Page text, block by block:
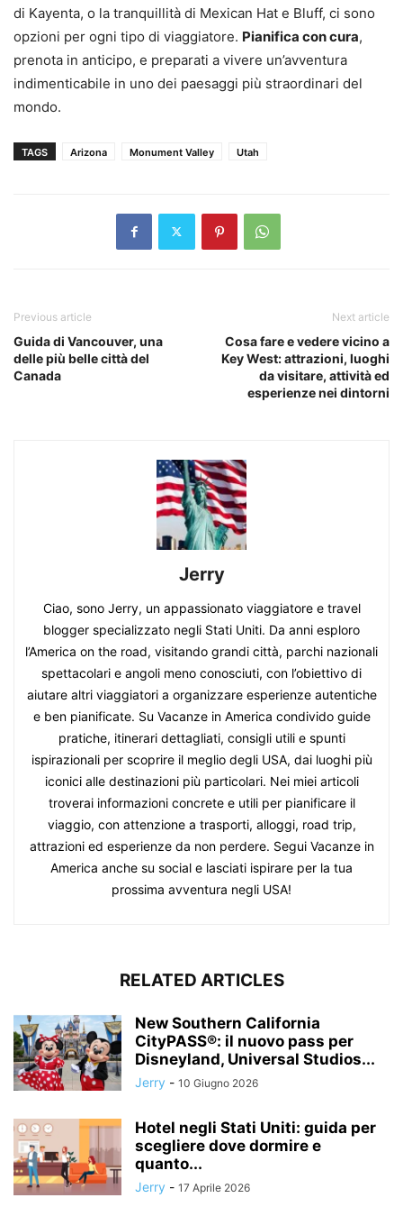
di Kayenta, o la tranquillità di Mexican Hat e Bluff, ci sono
opzioni per ogni tipo di viaggiatore. Pianifica con cura,
prenota in anticipo, e preparati a vivere un’avventura
indimenticabile in uno dei paesaggi più straordinari del
mondo.
TAGS Arizona Monument Valley Utah
Previous article
Guida di Vancouver, una
delle più belle città del
Canada
Next article
Cosa fare e vedere vicino a
Key West: attrazioni, luoghi
da visitare, attività ed
esperienze nei dintorni
Jerry
Ciao, sono Jerry, un appassionato viaggiatore e travel
blogger specializzato negli Stati Uniti. Da anni esploro
l’America on the road, visitando grandi città, parchi nazionali
spettacolari e angoli meno conosciuti, con l’obiettivo di
aiutare altri viaggiatori a organizzare esperienze autentiche
e ben pianificate. Su Vacanze in America condivido guide
pratiche, itinerari dettagliati, consigli utili e spunti
ispirazionali per scoprire il meglio degli USA, dai luoghi più
iconici alle destinazioni più particolari. Nei miei articoli
troverai informazioni concrete e utili per pianificare il
viaggio, con attenzione a trasporti, alloggi, road trip,
attrazioni ed esperienze da non perdere. Segui Vacanze in
America anche su social e lasciati ispirare per la tua
prossima avventura negli USA!
RELATED ARTICLES
New Southern California
CityPASS®: il nuovo pass per
Disneyland, Universal Studios...
Jerry - 10 Giugno 2026
Hotel negli Stati Uniti: guida per
scegliere dove dormire e
quanto...
Jerry - 17 Aprile 2026